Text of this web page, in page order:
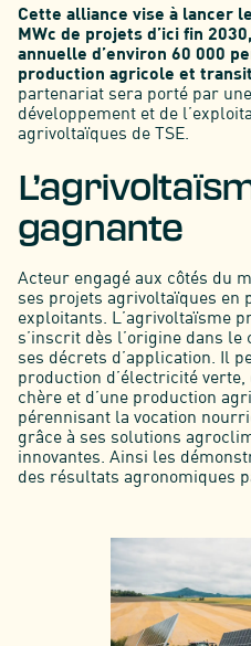
Cette alliance vise à lancer
MWc de projets d’ici fin
annuelle d’environ 60 000
production agricole et
partenariat sera porté par
développement et de
agrivoltaïques de TSE.
gagnante
Acteur engagé aux côtés du
ses projets agrivoltaïques en
exploitants. L’agrivoltaïsme
s’inscrit dès l’origine dans le
ses décrets d’application. Il
production d’électricité
chère et d’une production
pérennisant la vocation
grâce à ses solutions
innovantes. Ainsi les
des résultats agronomiques